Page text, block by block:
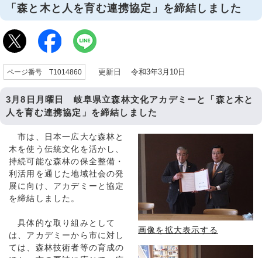
「森と木と人を育む連携協定」を締結しました
ページ番号 T1014860 更新日 令和3年3月10日
3月8日月曜日 岐阜県立森林文化アカデミーと「森と木と
人を育む連携協定」を締結しました
画像を拡大表示する
市は、日本一広大な森林と
木を使う伝統文化を活かし、
持続可能な森林の保全整備・
利活用を通じた地域社会の発
展に向け、アカデミーと協定
を締結しました。
具体的な取り組みとして
は、アカデミーから市に対し
ては、森林技術者等の育成の